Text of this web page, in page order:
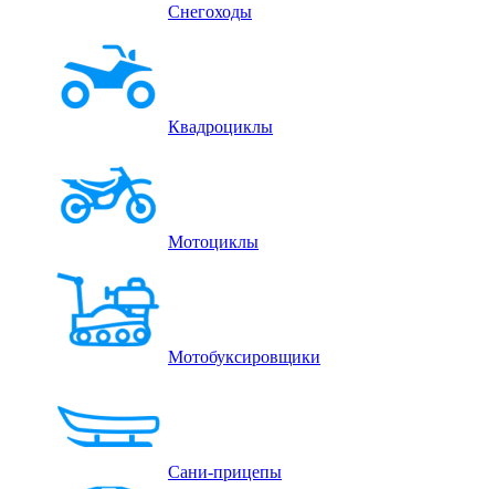
Снегоходы
Квадроциклы
Мотоциклы
Мотобуксировщики
Сани-прицепы